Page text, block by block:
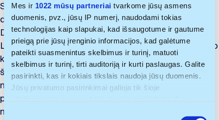
Mes ir 1022 mūsų partneriai tvarkome jūsų asmens
duomenis, pvz., jūsų IP numerį, naudodami tokias
technologijas kaip slapukai, kad išsaugotume ir gautume
prieigą prie jūsų įrenginio informacijos, kad galėtume
pateikti suasmenintus skelbimus ir turinį, matuoti
skelbimus ir turinį, tirti auditoriją ir kurti paslaugas. Galite
pasirinkti, kas ir kokiais tikslais naudoja jūsų duomenis.
Jūsų privatumo pasirinkimai galioja tik šioje
S
Stambiam verslui aktualus konkurencingumo
didinimas ir t.t.“, –rekomenduoja V.
Darškuvienė. Dr. Siuzana Ščerbina-Dalibagienė,
Lietuvos Respublikos finansų ministerijos nemokumo
klausimų ekspertė, viena tyrimo autorių sako, kad
šiemet nemokumo procesų augimo Lietuvoje
nepastebėta, atvirkščiai jų pradėta žymiai mažiau nei
praėjusiais metais. „Tai yra sąlygota nustatyto laikino
nemokumo procesų inicijavimo ribojimo ir valstybės